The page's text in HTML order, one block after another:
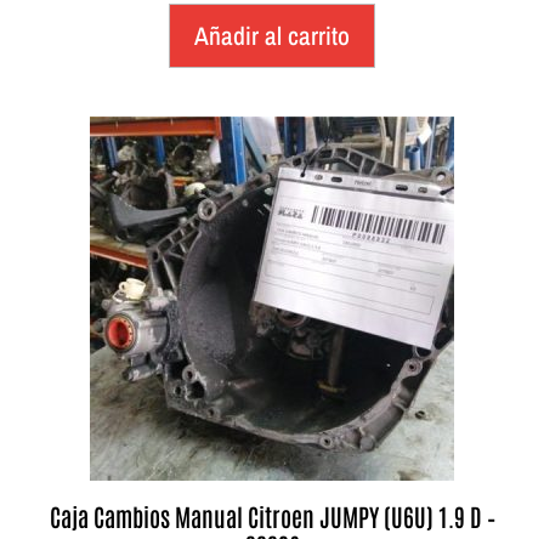
Añadir al carrito
Caja Cambios Manual Citroen JUMPY (U6U) 1.9 D –